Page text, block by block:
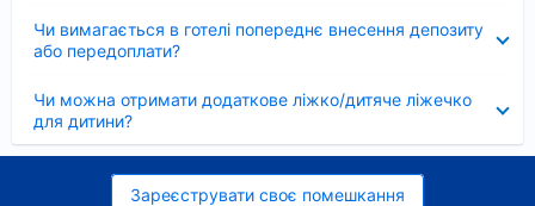
Чи вимагається в готелі попереднє внесення депозиту
або передоплати?
Чи можна отримати додаткове ліжко/дитяче ліжечко
для дитини?
Зареєструвати своє помешкання